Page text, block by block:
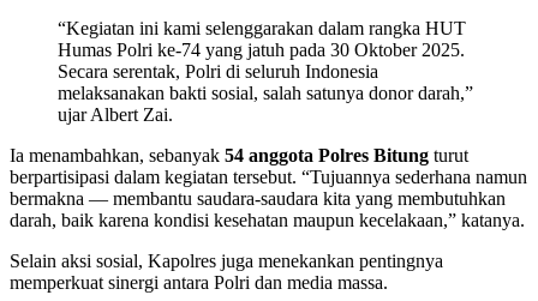
“Kegiatan ini kami selenggarakan dalam rangka HUT
Humas Polri ke-74 yang jatuh pada 30 Oktober 2025.
Secara serentak, Polri di seluruh Indonesia
melaksanakan bakti sosial, salah satunya donor darah,”
ujar Albert Zai.
Ia menambahkan, sebanyak 54 anggota Polres Bitung turut
berpartisipasi dalam kegiatan tersebut. “Tujuannya sederhana namun
bermakna — membantu saudara-saudara kita yang membutuhkan
darah, baik karena kondisi kesehatan maupun kecelakaan,” katanya.
Selain aksi sosial, Kapolres juga menekankan pentingnya
memperkuat sinergi antara Polri dan media massa.